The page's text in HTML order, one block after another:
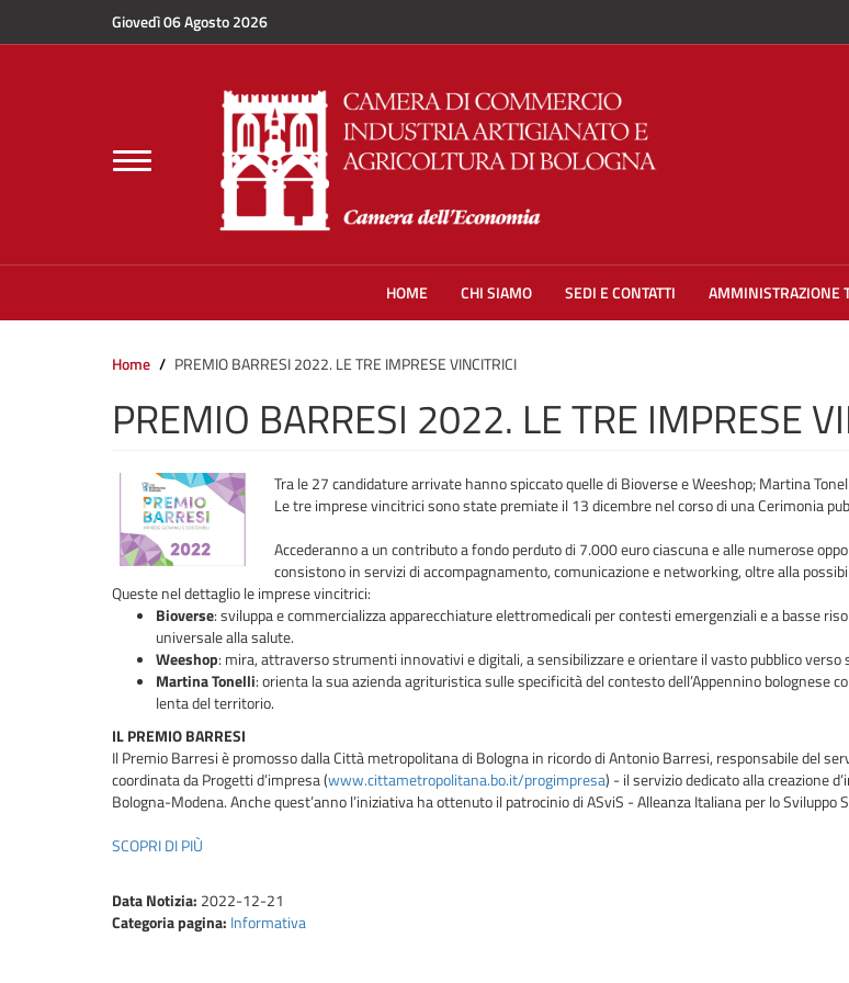
Salta al contenuto principaleGiovedì 06 Agosto 2026
Toggle
navigation
HOME CHI SIAMO SEDI E CONTATTI AMMINISTRAZIONE
Home PREMIO BARRESI 2022. LE TRE IMPRESE VINCITRICI
PREMIO BARRESI 2022. LE TRE IMPRESE
Tra le 27 candidature arrivate hanno spiccato quelle di Bioverse e Weeshop; Martina
Le tre imprese vincitrici sono state premiate il 13 dicembre nel corso di una Cerimonia
Accederanno a un contributo a fondo perduto di 7.000 euro ciascuna e alle numerose
consistono in servizi di accompagnamento, comunicazione e networking, oltre alla
Queste nel dettaglio le imprese vincitrici:
Bioverse: sviluppa e commercializza apparecchiature elettromedicali per contesti emergenziali e a basse
universale alla salute.
Weeshop: mira, attraverso strumenti innovativi e digitali, a sensibilizzare e orientare il vasto pubblico
Martina Tonelli: orienta la sua azienda agrituristica sulle specificità del contesto dell’Appennino bolognese
lenta del territorio.
IL PREMIO BARRESI
Il Premio Barresi è promosso dalla Città metropolitana di Bologna in ricordo di Antonio Barresi, responsabile del
coordinata da Progetti d’impresa (www.cittametropolitana.bo.it/progimpresa) - il servizio dedicato alla creazione
Bologna-Modena. Anche quest’anno l’iniziativa ha ottenuto il patrocinio di ASviS - Alleanza Italiana per lo Sviluppo
SCOPRI DI PIÙ
Data Notizia: 2022-12-21
Categoria pagina: Informativa